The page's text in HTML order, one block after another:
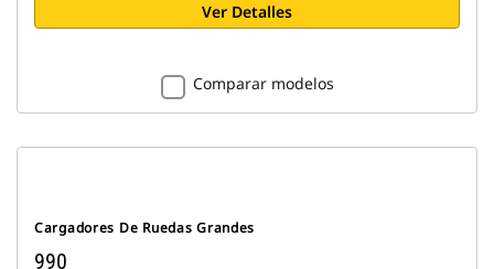
Ver Detalles
Comparar modelos
Cargadores De Ruedas Grandes
990